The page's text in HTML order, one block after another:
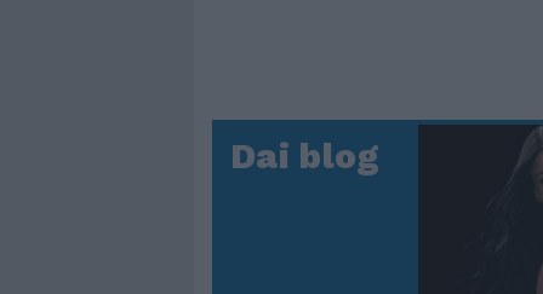
Dai blog